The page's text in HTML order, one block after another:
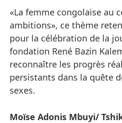
«La femme congolaise au
ambitions», ce thème
pour la célébration de la
fondation René Bazin
reconnaître les progrès
persistants dans la quête
sexes.
Moïse Adonis Mbuyi/